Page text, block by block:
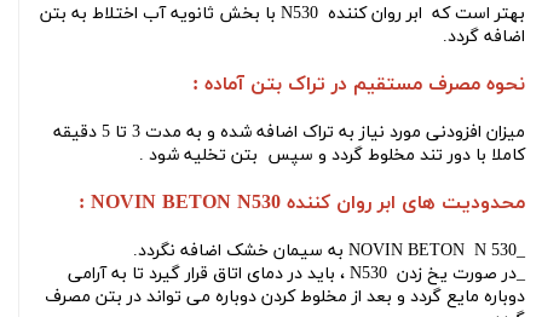
بهتر است که ابر روان کننده N530
با بخش ثانویه آب اختلاط به بتن
اضافه گردد.
نحوه مصرف مستقیم در تراک بتن آماده :
میزان افزودنی مورد نیاز به تراک اضافه شده و به مدت 3 تا 5 دقیقه
کاملا با دور تند مخلوط گردد و سپس بتن تخلیه شود .
محدودیت های ابر روان کننده NOVIN BETON N530 :
_در صورت یخ زدن
، باید در دمای اتاق قرار گیرد تا به آرامی
دوباره مایع گردد و بعد از مخلوط کردن دوباره می تواند در بتن مصرف